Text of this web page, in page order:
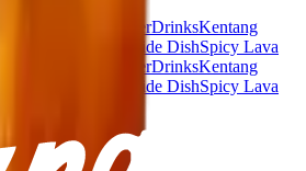
Cheese BurgerDrinksKentang
Bangor Side DishSpicy Lava
Cheese BurgerDrinksKentang
Bangor Side DishSpicy Lava